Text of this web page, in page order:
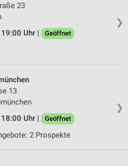
❯
23
Uhr |
Geöffnet
❯
13
Uhr |
Geöffnet
2 Prospekte